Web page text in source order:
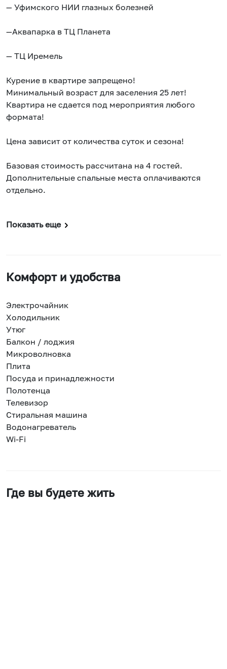
— Уфимского НИИ глазных болезней
—Аквапарка в ТЦ Планета
— ТЦ Иремель
Курение в квартире запрещено!
Минимальный возраст для заселения 25 лет!
Квартира не сдается под мероприятия любого
формата!
Цена зависит от количества суток и сезона!
Базовая стоимость рассчитана на 4 гостей.
Дополнительные спальные места оплачиваются
отдельно.
Показать еще
Комфорт и удобства
Электрочайник
Холодильник
Утюг
Балкон / лоджия
Микроволновка
Плита
Посуда и принадлежности
Полотенца
Телевизор
Стиральная машина
Водонагреватель
Wi-Fi
Где вы будете жить